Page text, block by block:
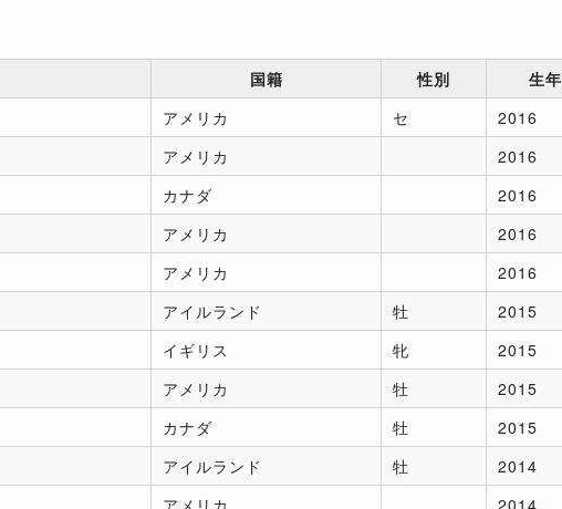
国籍 性別 生年
アメリカ セ 2016
アメリカ
2016
カナダ
2016
アメリカ
2016
アメリカ
2016
アイルランド 牡 2015
イギリス 牝 2015
アメリカ 牡 2015
カナダ 牡
2015
アイルランド 牡 2014
アメリカ
2014